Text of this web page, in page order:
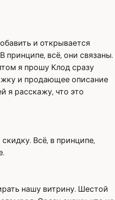
и открывается
принципе, всё, они связаны.
я прошу Клод сразу
и продающее описание
я расскажу, что это
Всё, в принципе,
нашу витрину. Шестой